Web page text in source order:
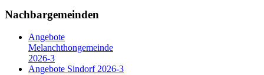
Nachbargemeinden
Angebote
Melanchthongemeinde
2026-3
Angebote Sindorf 2026-3